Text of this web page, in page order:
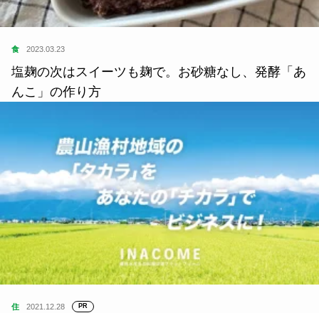
食 2023.03.23
塩麹の次はスイーツも麹で。お砂糖なし、発酵「あ
んこ」の作り方
住 2021.12.28 PR